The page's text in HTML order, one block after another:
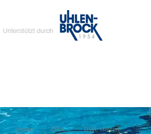
Home DWL DWL Herren